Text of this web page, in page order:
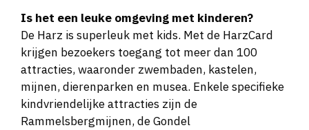
Is het een leuke omgeving met kinderen?
De Harz is superleuk met kids. Met de HarzCard
krijgen bezoekers toegang tot meer dan 100
attracties, waaronder zwembaden, kastelen,
mijnen, dierenparken en musea. Enkele specifieke
kindvriendelijke attracties zijn de
Rammelsbergmijnen, de Gondel